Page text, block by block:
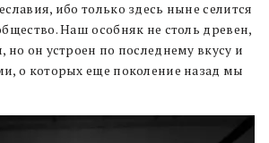
ибо только здесь ныне селится
Наш особняк не столь древен,
он устроен по последнему вкусу и
о которых еще поколение назад мы